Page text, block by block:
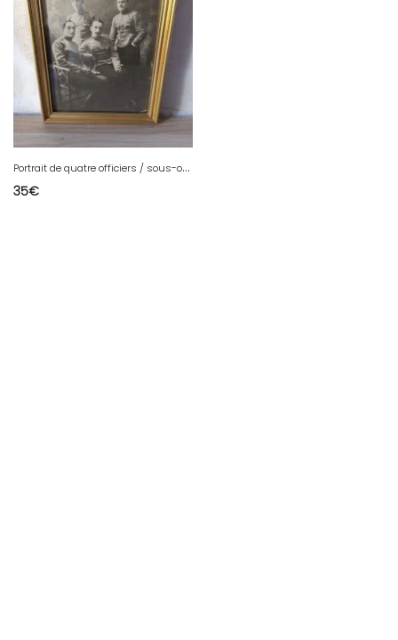
P
ortrait de quatre officiers / sous-officiers français (c. 1900-1914) Sous Cadre.
35€